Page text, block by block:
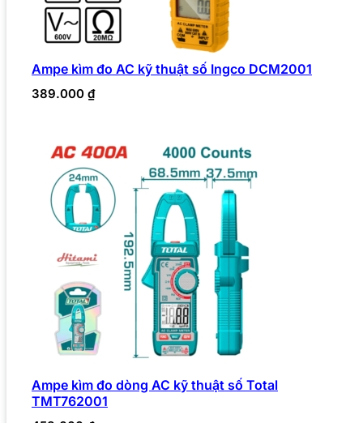
Ampe kìm đo AC kỹ thuật số Ingco DCM2001
389.000 ₫
Ampe kìm đo dòng AC kỹ thuật số Total
TMT762001